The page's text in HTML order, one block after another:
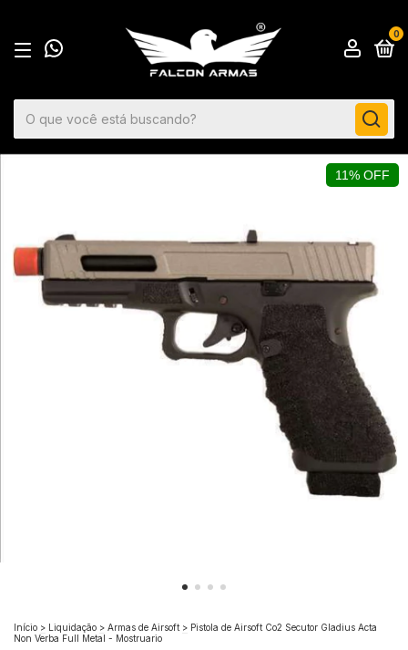
0
11% OFF
Início > Liquidação > Armas de Airsoft > Pistola de Airsoft Co2 Secutor Gladius Acta
Non Verba Full Metal - Mostruario